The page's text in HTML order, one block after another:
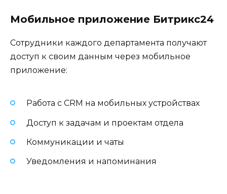
Мобильное приложение Битрикс24
Сотрудники каждого департамента получают
доступ к своим данным через мобильное
приложение:
Работа с CRM на мобильных устройствах
Доступ к задачам и проектам отдела
Коммуникации и чаты
Уведомления и напоминания